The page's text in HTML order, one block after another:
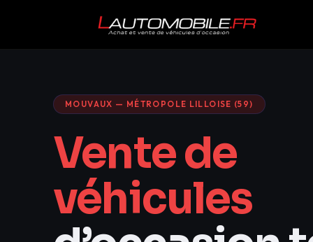
MOUVAUX — MÉTROPOLE LILLOISE (59)
Vente de
véhicules